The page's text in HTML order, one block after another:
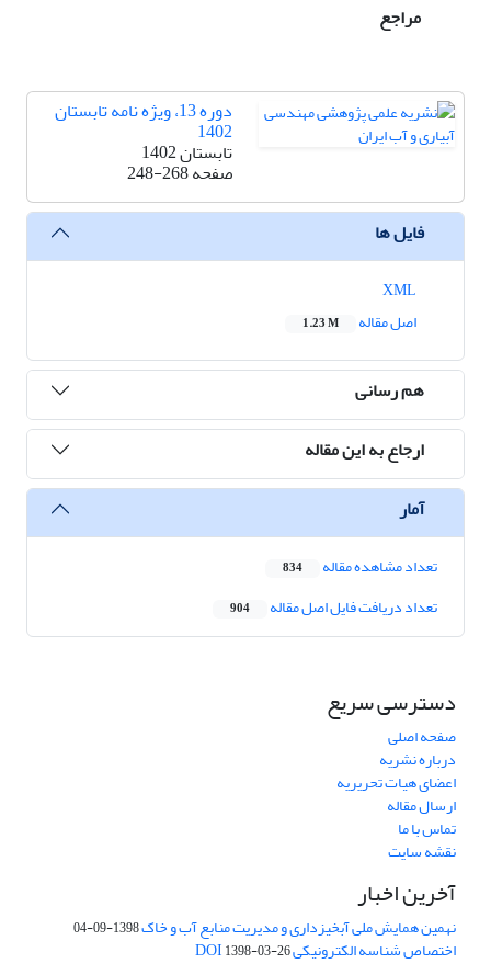
مراجع
دوره 13، ویژه نامه تابستان
1402
تابستان 1402
صفحه248-268
فایل ها
اصل مقاله
1.23 M
هم رسانی
ارجاع به این مقاله
آمار
تعداد مشاهده مقاله 834
تعداد دریافت فایل اصل مقاله 904
دسترسی سریع
صفحه اصلی
درباره نشریه
اعضای هیات تحریریه
ارسال مقاله
تماس با ما
نقشه سایت
آخرین اخبار
نهمین همایش ملی آبخیزداری و مدیریت منابع آب و خاک1398-09-04
اختصاص شناسه الکترونیکی DOI1398-03-26